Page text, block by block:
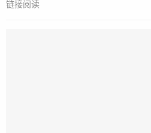
链接阅读